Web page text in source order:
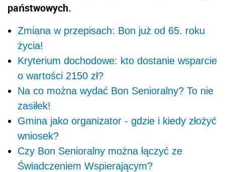
państwowych.
Zmiana w przepisach: Bon już od 65. roku
życia!
Kryterium dochodowe: kto dostanie wsparcie
o wartości 2150 zł?
Na co można wydać Bon Senioralny? To nie
zasiłek!
Gmina jako organizator - gdzie i kiedy złożyć
wniosek?
Czy Bon Senioralny można łączyć ze
Świadczeniem Wspierającym?